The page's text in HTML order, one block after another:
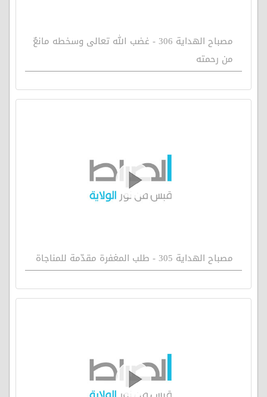
مصباح الهداية 306 - غضب الله تعالى وسخطه مانعٌ
من رحمته
مصباح الهداية 305 - طلب المغفرة مقدّمة للمناجاة